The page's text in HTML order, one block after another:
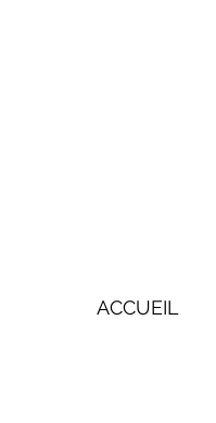
ACCUEIL